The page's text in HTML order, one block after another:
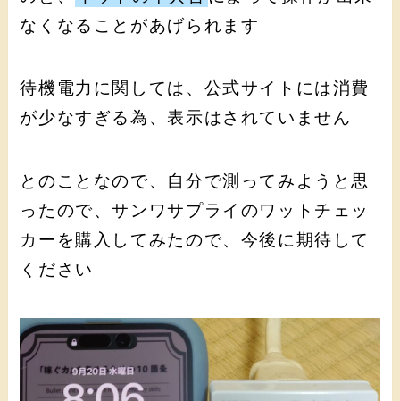
なくなることがあげられます
待機電力に関しては、公式サイトには消費
が少なすぎる為、表示はされていません
とのことなので、自分で測ってみようと思
ったので、サンワサプライのワットチェッ
カーを購入してみたので、今後に期待して
ください